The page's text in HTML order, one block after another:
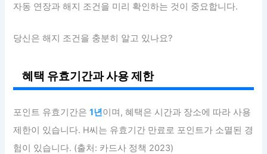
자동 연장과 해지 조건을 미리 확인하는 것이 중요합니다.
당신은 해지 조건을 충분히 알고 있나요?
혜택 유효기간과 사용 제한
포인트 유효기간은1년이며, 혜택은 시간과 장소에 따라 사용
제한이 있습니다. H씨는 유효기간 만료로 포인트가 소멸된 경
험이 있습니다. (출처: 카드사 정책 2023)